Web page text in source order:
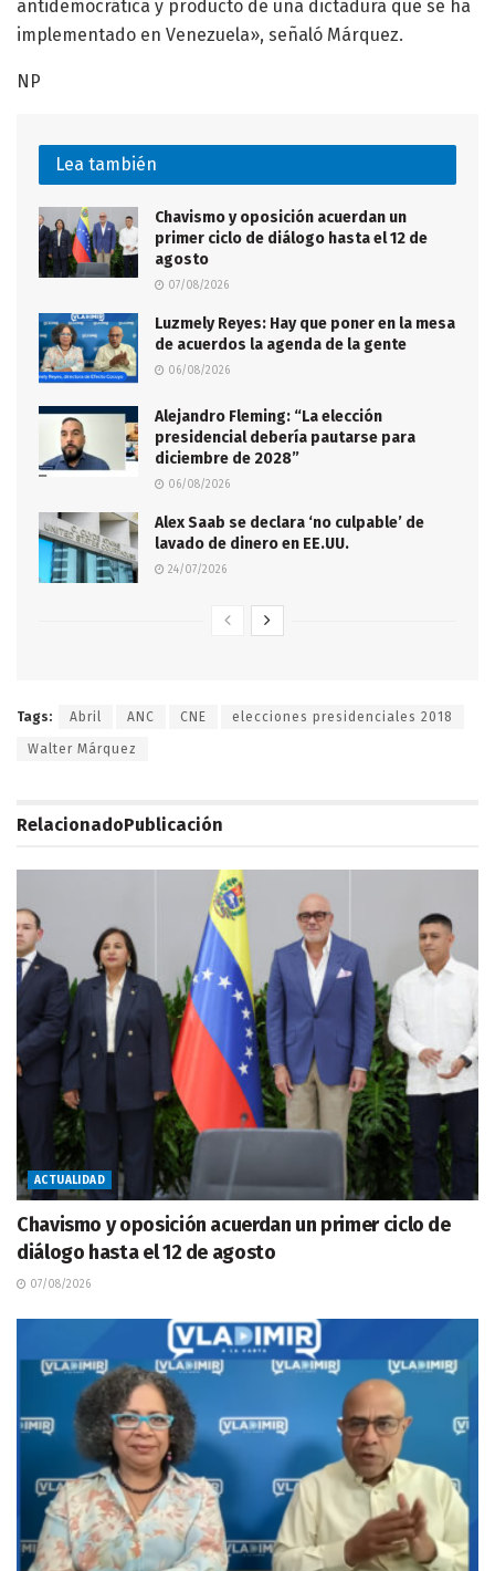
antidemocrática y producto de una dictadura que se ha
implementado en Venezuela», señaló Márquez.
NP
Lea también
Chavismo y oposición acuerdan un
primer ciclo de diálogo hasta el 12 de
agosto
07/08/2026
Luzmely Reyes: Hay que poner en la mesa
de acuerdos la agenda de la gente
06/08/2026
Alejandro Fleming: “La elección
presidencial debería pautarse para
diciembre de 2028”
06/08/2026
Alex Saab se declara ‘no culpable’ de
lavado de dinero en EE.UU.
24/07/2026
Tags: Abril ANC CNE elecciones presidenciales 2018
Walter Márquez
RelacionadoPublicación
ACTUALIDAD
Chavismo y oposición acuerdan un primer ciclo de
diálogo hasta el 12 de agosto
07/08/2026